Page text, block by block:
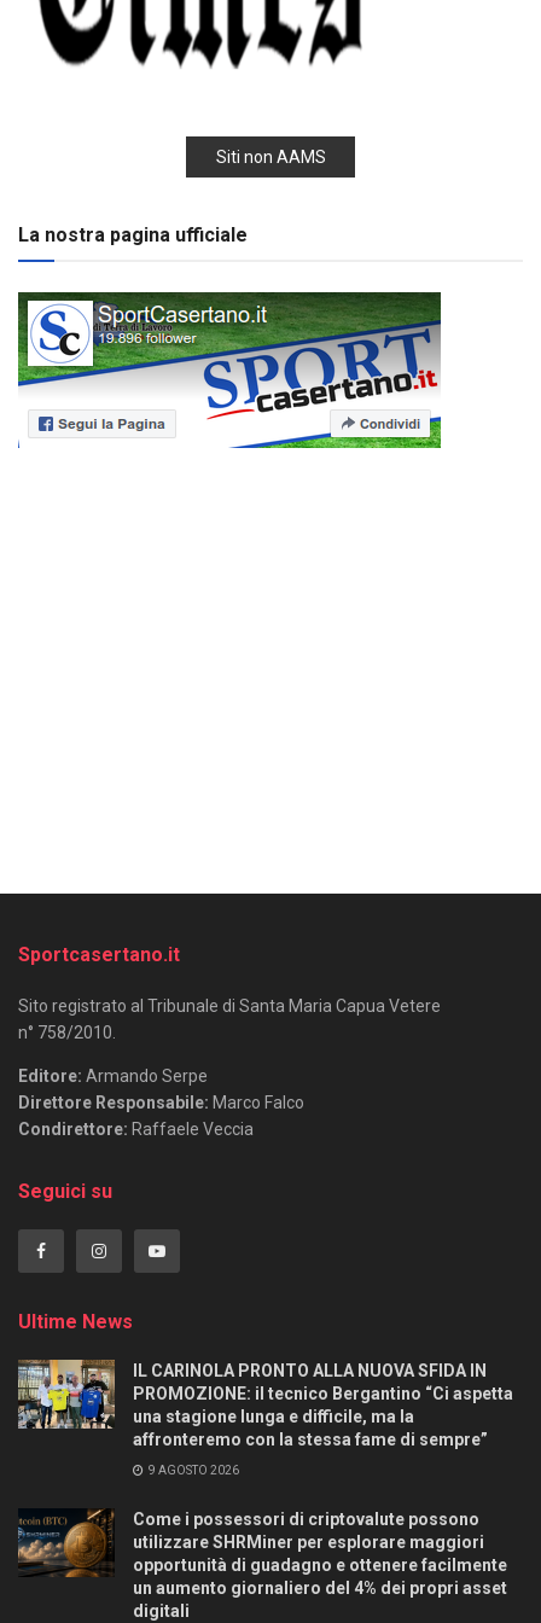
Siti non AAMS
La nostra pagina ufficiale
Sportcasertano.it
Sito registrato al Tribunale di Santa Maria Capua Vetere
n° 758/2010.
Editore: Armando Serpe
Direttore Responsabile: Marco Falco
Condirettore: Raffaele Veccia
Seguici su
Ultime News
IL CARINOLA PRONTO ALLA NUOVA SFIDA IN
PROMOZIONE: il tecnico Bergantino “Ci aspetta
una stagione lunga e difficile, ma la
affronteremo con la stessa fame di sempre”
9 AGOSTO 2026
Come i possessori di criptovalute possono
utilizzare SHRMiner per esplorare maggiori
opportunità di guadagno e ottenere facilmente
un aumento giornaliero del 4% dei propri asset
digitali